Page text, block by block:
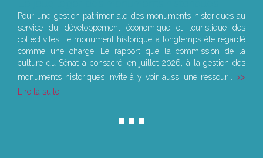
Pour une gestion patrimoniale des monuments historiques au
service du développement économique et touristique des
collectivités Le monument historique a longtemps été regardé
comme une charge. Le rapport que la commission de la
culture du Sénat a consacré, en juillet 2026, à la gestion des
monuments historiques invite à y voir aussi une ressour...
Lire la suite